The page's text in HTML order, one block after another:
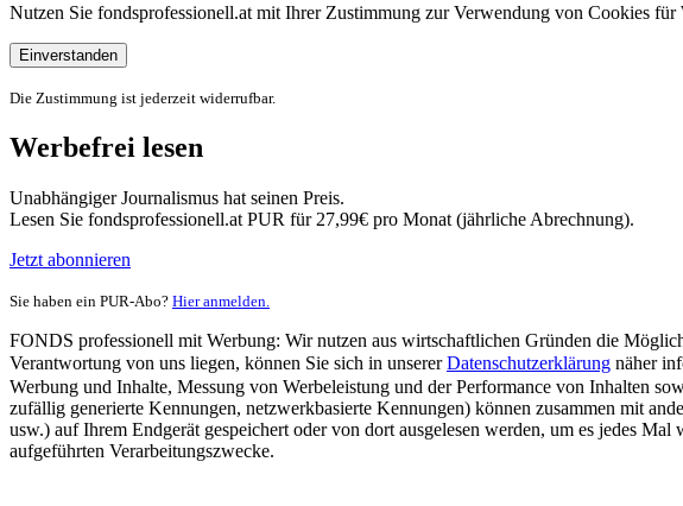
Nutzen Sie fondsprofessionell.at mit Ihrer Zustimmung zur Verwendung von Cookies für
Einverstanden
Die Zustimmung ist jederzeit widerrufbar.
Werbefrei lesen
Unabhängiger Journalismus hat seinen Preis.
Lesen Sie fondsprofessionell.at PUR für 27,99€ pro Monat (jährliche Abrechnung).
Jetzt abonnieren
Sie haben ein PUR-Abo? Hier anmelden.
FONDS professionell mit Werbung: Wir nutzen aus wirtschaftlichen Gründen die
Verantwortung von uns liegen, können Sie sich in unsererDatenschutzerklärung näher
Werbung und Inhalte, Messung von Werbeleistung und der Performance von Inhalten
zufällig generierte Kennungen, netzwerkbasierte Kennungen) können zusammen mit
usw.) auf Ihrem Endgerät gespeichert oder von dort ausgelesen werden, um es jedes
aufgeführten Verarbeitungszwecke.